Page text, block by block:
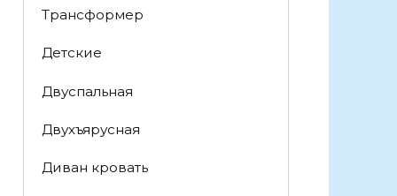
Трансформер
Детские
Двуспальная
Двухъярусная
Диван кровать